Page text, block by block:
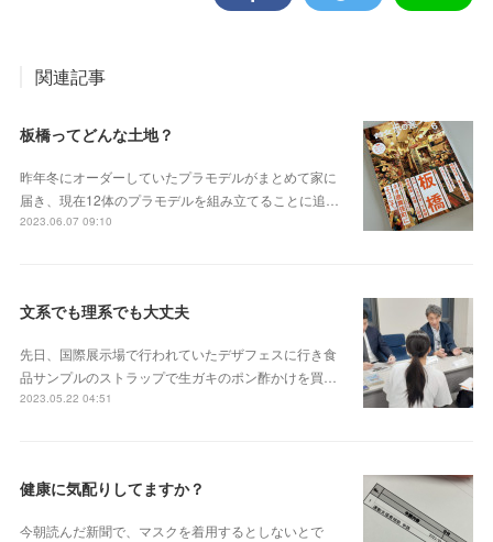
関連記事
板橋ってどんな土地？
昨年冬にオーダーしていたプラモデルがまとめて家に
届き、現在12体のプラモデルを組み立てることに追…
2023.06.07 09:10
文系でも理系でも大丈夫
先日、国際展示場で行われていたデザフェスに行き食
品サンプルのストラップで生ガキのポン酢かけを買…
2023.05.22 04:51
健康に気配りしてますか？
今朝読んだ新聞で、マスクを着用するとしないとで